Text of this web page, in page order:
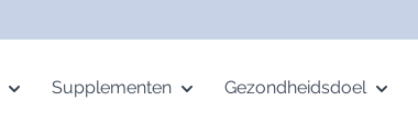
Supplementen Gezondheidsdoel